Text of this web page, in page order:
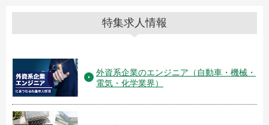
特集求人情報
外資系企業のエンジニア（自動車・機械・
電気・化学業界）